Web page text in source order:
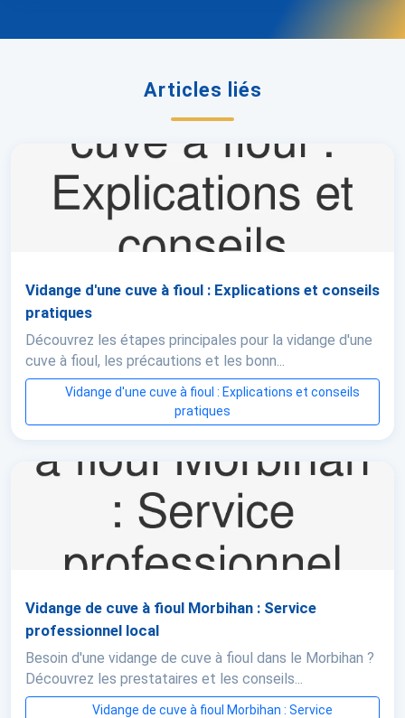
Articles liés
Vidange d'une cuve à fioul : Explications et conseils
pratiques
Découvrez les étapes principales pour la vidange d'une
cuve à fioul, les précautions et les bonn...
Vidange d'une cuve à fioul : Explications et conseils
pratiques
Vidange de cuve à fioul Morbihan : Service
professionnel local
Besoin d'une vidange de cuve à fioul dans le Morbihan ?
Découvrez les prestataires et les conseils...
Vidange de cuve à fioul Morbihan : Service